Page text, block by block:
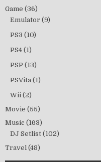
Game (36)
Emulator (9)
PS3 (10)
PS4 (1)
PSP (13)
PSVita (1)
Wii (2)
Movie (55)
Music (163)
DJ Setlist (102)
Travel (48)